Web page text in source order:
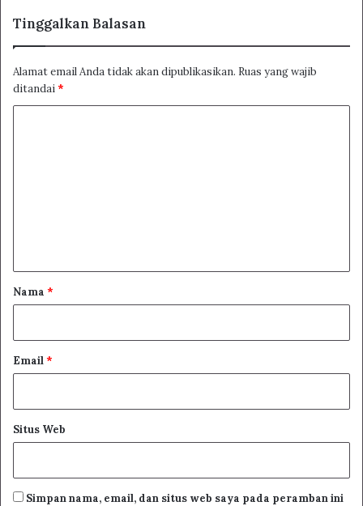
Tinggalkan Balasan
Alamat email Anda tidak akan dipublikasikan. Ruas yang wajib
ditandai*
r
Nama *
Email*
Situs Web
Simpan nama, email, dan situs web saya pada peramban ini